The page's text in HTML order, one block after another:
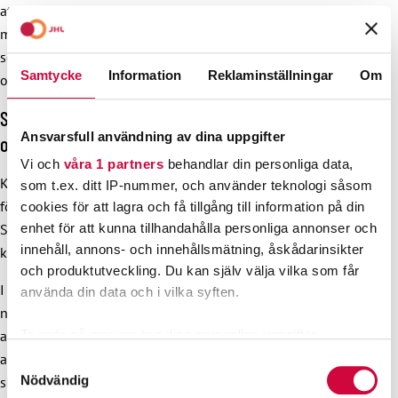
Samtycke Information Reklaminställningar Om
Ansvarsfull användning av dina uppgifter
Vi och våra 1 partners behandlar din personliga data,
som t.ex. ditt IP-nummer, och använder teknologi såsom
cookies för att lagra och få tillgång till information på din
enhet för att kunna tillhandahålla personliga annonser och
innehåll, annons- och innehållsmätning, åskådarinsikter
och produktutveckling. Du kan själv välja vilka som får
använda din data och i vilka syften.
Du kan ändra eller dra tillbaka ditt samtycke när som
Nödvändig
att börja diskutera det nu. Det är säkert möjligt att samarbeta
med många av kommunernas funktioner för att ta hand om
servicen som invånarna behöver. Ökat samarbete är också
ofta ett lättare politiskt beslut än kommunsammanslagning.
Sysselsättningstjänsternas reform kräver samarbete
och tillräcklig finansiering
Kommunernas samarbetsförmåga sätts på prov när de
förbereder sig för reformen av sysselsättningstjänsterna.
Sysselsättningstjänsterna överförs från staten till
kommunerna från och med ingången av 2025.
I framtiden vill man producera dessa tjänster som
närtjänster. Det nuvarande regeringsprogrammet eftersträvar
att förenkla sysselsättningsprocessen. Det kommer bland
annat att synas som större prövningsrätt och fler
skyldigheter för dem som arbetar inom